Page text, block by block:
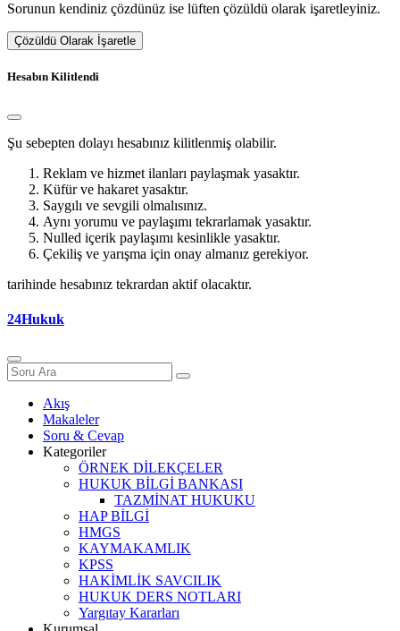
Sorunun kendiniz çözdünüz ise lüften çözüldü olarak işaretleyiniz.
Çözüldü Olarak İşaretle
Hesabın Kilitlendi
Şu sebepten dolayı hesabınız kilitlenmiş olabilir.
Reklam ve hizmet ilanları paylaşmak yasaktır.
Küfür ve hakaret yasaktır.
Saygılı ve sevgili olmalısınız.
Aynı yorumu ve paylaşımı tekrarlamak yasaktır.
Nulled içerik paylaşımı kesinlikle yasaktır.
Çekiliş ve yarışma için onay almanız gerekiyor.
tarihinde hesabınız tekrardan aktif olacaktır.
24Hukuk
Akış
Makaleler
Soru & Cevap
Kategoriler
ÖRNEK DİLEKÇELER
HUKUK BİLGİ BANKASI
TAZMİNAT HUKUKU
HAP BİLGİ
HMGS
KAYMAKAMLIK
KPSS
HAKİMLİK SAVCILIK
HUKUK DERS NOTLARI
Yargıtay Kararları